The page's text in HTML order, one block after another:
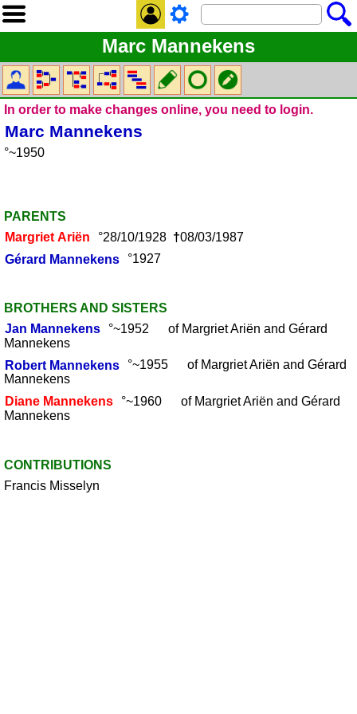
Marc Mannekens
In order to make changes online, you need to login.
Marc Mannekens
°~1950
PARENTS
Margriet Ariën °28/10/1928 †08/03/1987
Gérard Mannekens °1927
BROTHERS AND SISTERS
Jan Mannekens
°~1952 of Margriet Ariën and Gérard
Mannekens
Robert Mannekens
°~1955 of Margriet Ariën and Gérard
Mannekens
Diane Mannekens
°~1960 of Margriet Ariën and Gérard
Mannekens
CONTRIBUTIONS
Francis Misselyn